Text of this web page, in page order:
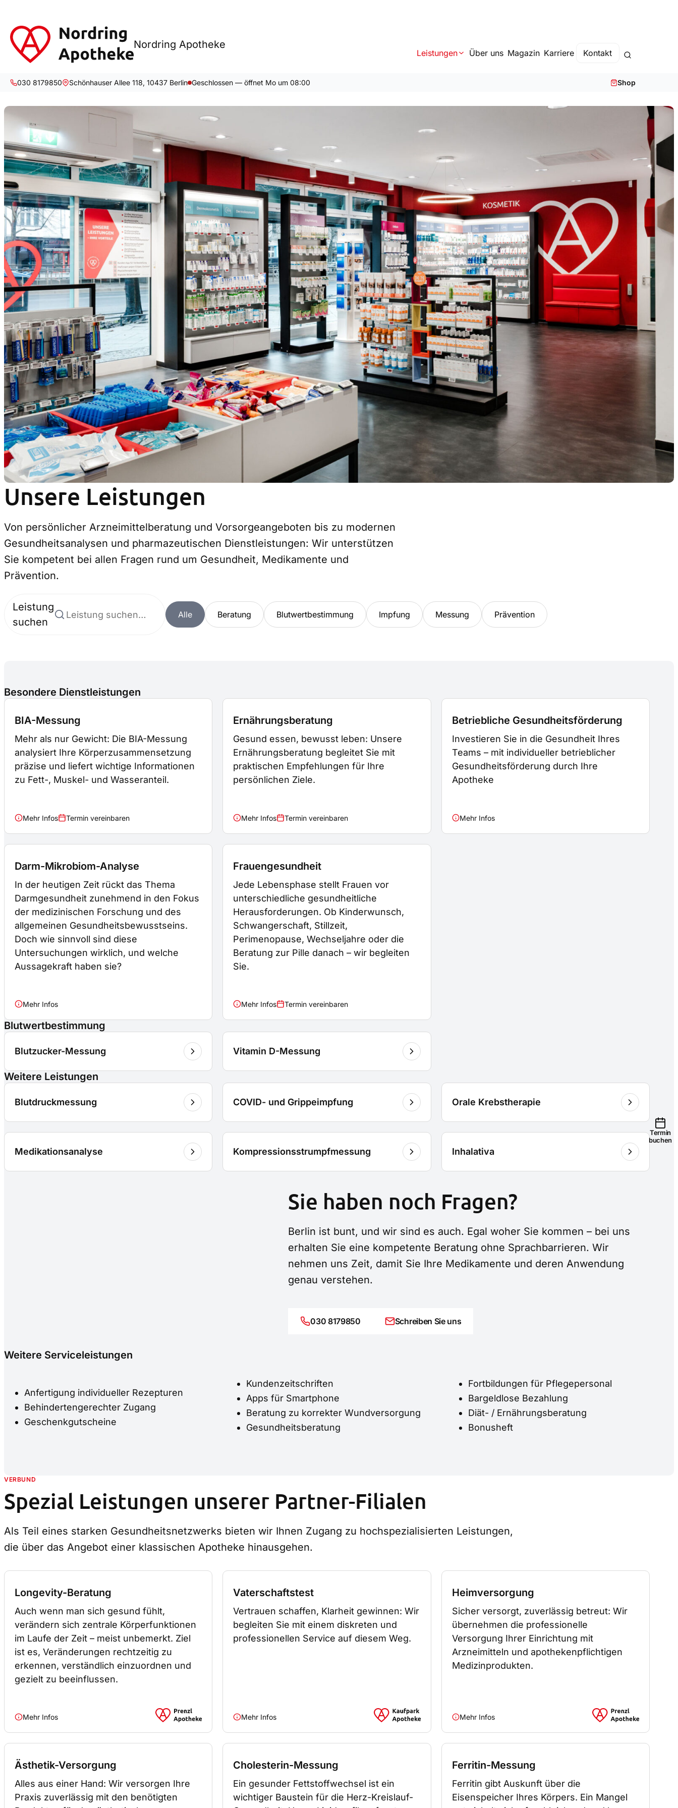
Zum
Inhalt
springen
Nordring Apotheke
Leistungen Über uns Magazin Karriere Kontakt
030 8179850 Schönhauser Allee 118, 10437 Berlin Geschlossen — öffnet Mo um 08:00 Shop
Unsere Leistungen
Von persönlicher Arzneimittelberatung und Vorsorgeangeboten bis zu modernen
Gesundheitsanalysen und pharmazeutischen Dienstleistungen: Wir unterstützen
Sie kompetent bei allen Fragen rund um Gesundheit, Medikamente und
Prävention.
Leistung
suchen
Alle Beratung Blutwertbestimmung Impfung Messung Prävention
Besondere Dienstleistungen
BIA-Messung
Mehr als nur Gewicht: Die BIA-Messung
analysiert Ihre Körperzusammensetzung
präzise und liefert wichtige Informationen
zu Fett-, Muskel- und Wasseranteil.
Mehr Infos Termin vereinbaren
Ernährungsberatung
Gesund essen, bewusst leben: Unsere
Ernährungsberatung begleitet Sie mit
praktischen Empfehlungen für Ihre
persönlichen Ziele.
Mehr Infos Termin vereinbaren
Betriebliche Gesundheitsförderung
Investieren Sie in die Gesundheit Ihres
Teams – mit individueller betrieblicher
Gesundheitsförderung durch Ihre
Apotheke
Mehr Infos
Darm-Mikrobiom-Analyse
In der heutigen Zeit rückt das Thema
Darmgesundheit zunehmend in den Fokus
der medizinischen Forschung und des
allgemeinen Gesundheitsbewusstseins.
Doch wie sinnvoll sind diese
Untersuchungen wirklich, und welche
Aussagekraft haben sie?
Mehr Infos
Frauengesundheit
Jede Lebensphase stellt Frauen vor
unterschiedliche gesundheitliche
Herausforderungen. Ob Kinderwunsch,
Schwangerschaft, Stillzeit,
Perimenopause, Wechseljahre oder die
Beratung zur Pille danach – wir begleiten
Sie.
Mehr Infos Termin vereinbaren
Blutwertbestimmung
Blutzucker-Messung Vitamin D-Messung
Weitere Leistungen
Blutdruckmessung COVID- und Grippeimpfung Orale Krebstherapie
Medikationsanalyse Kompressionsstrumpfmessung Inhalativa
Sie haben noch Fragen?
Berlin ist bunt, und wir sind es auch. Egal woher Sie kommen – bei uns
erhalten Sie eine kompetente Beratung ohne Sprachbarrieren. Wir
nehmen uns Zeit, damit Sie Ihre Medikamente und deren Anwendung
genau verstehen.
030 8179850 Schreiben Sie uns
Weitere Serviceleistungen
Anfertigung individueller Rezepturen
Behindertengerechter Zugang
Geschenkgutscheine
Kundenzeitschriften
Apps für Smartphone
Beratung zu korrekter Wundversorgung
Gesundheitsberatung
Fortbildungen für Pflegepersonal
Bargeldlose Bezahlung
Diät- / Ernährungsberatung
Bonusheft
VERBUND
–
Spezial Leistungen unserer Partner-Filialen
Als Teil eines starken Gesundheitsnetzwerks bieten wir Ihnen Zugang zu hochspezialisierten Leistungen,
die über das Angebot einer klassischen Apotheke hinausgehen.
Longevity-Beratung
Auch wenn man sich gesund fühlt,
verändern sich zentrale Körperfunktionen
im Laufe der Zeit – meist unbemerkt. Ziel
ist es, Veränderungen rechtzeitig zu
erkennen, verständlich einzuordnen und
gezielt zu beeinflussen.
Mehr Infos
Vaterschaftstest
Vertrauen schaffen, Klarheit gewinnen: Wir
begleiten Sie mit einem diskreten und
professionellen Service auf diesem Weg.
Mehr Infos
Heimversorgung
Sicher versorgt, zuverlässig betreut: Wir
übernehmen die professionelle
Versorgung Ihrer Einrichtung mit
Arzneimitteln und apothekenpflichtigen
Medizinprodukten.
Mehr Infos
Ästhetik-Versorgung
Alles aus einer Hand: Wir versorgen Ihre
Praxis zuverlässig mit den benötigten
Cholesterin-Messung
Ein gesunder Fettstoffwechsel ist ein
wichtiger Baustein für die Herz-Kreislauf-
Ferritin-Messung
Ferritin gibt Auskunft über die
Eisenspeicher Ihres Körpers. Ein Mangel
Termin
buchen